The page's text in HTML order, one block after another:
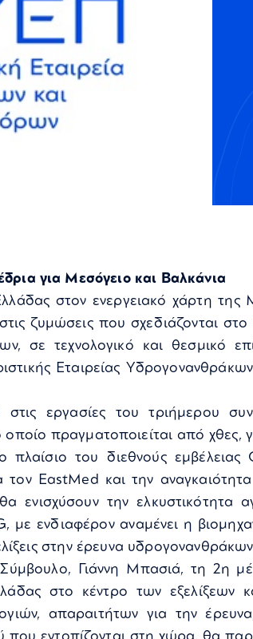
για Μεσόγειο και Βαλκάνια
στον ενεργειακό χάρτη της
ζυμώσεις που σχεδιάζονται στο
σε τεχνολογικό και θεσμικό
Εταιρείας
στις εργασίες του τριήμερου
πραγματοποιείται από χθες,
πλαίσιο του διεθνούς
τον EastMed και την
ενισχύσουν την ελκυστικότητα
ενδιαφέρον αναμένει η
στην έρευνα
Γιάννη Μπασιά, τη 2η
στο κέντρο των εξελίξεων
απαραιτήτων για την